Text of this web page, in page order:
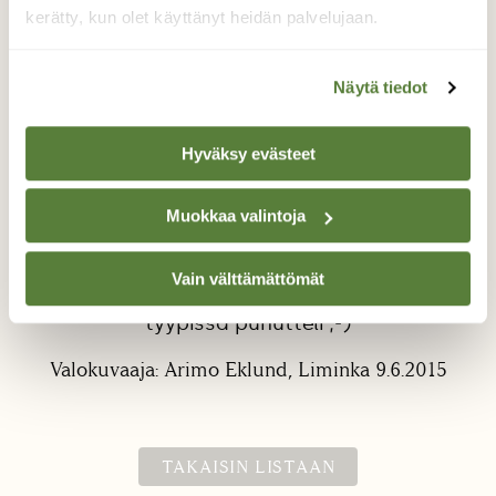
kerätty, kun olet käyttänyt heidän palvelujaan.
Näytä tiedot
Hyväksy evästeet
Muokkaa valintoja
Vain välttämättömät
Hiippalakkinen sienihahmo
Tällainen hiippalakkinen sienihahmo "tuli
vastaan" eilen normaalilla kuvausreissullani.
tyypissä puhutteli ;-)
Valokuvaaja: Arimo Eklund, Liminka 9.6.2015
TAKAISIN LISTAAN